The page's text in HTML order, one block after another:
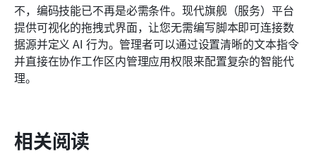
不，编码技能已不再是必需条件。现代旗舰（服务）平台
提供可视化的拖拽式界面，让您无需编写脚本即可连接数
据源并定义 AI 行为。管理者可以通过设置清晰的文本指令
并直接在协作工作区内管理应用权限来配置复杂的智能代
理。
相关阅读